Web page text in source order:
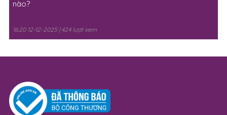
nào?
16:20 12-12-2025 | 424 lượt xem